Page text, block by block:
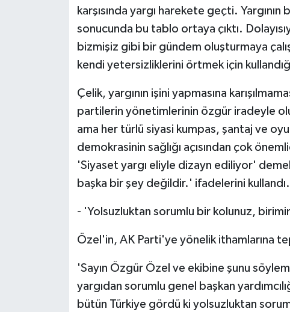
karşısında yargı harekete geçti.
sonucunda bu tablo ortaya çıktı.
bizmişiz gibi bir gündem oluşturmaya
kendi yetersizliklerini örtmek için
Çelik, yargının işini yapmasına
partilerin yönetimlerinin özgür iradeyle
ama her türlü siyasi kumpas, şantaj ve
demokrasinin sağlığı açısından çok
'Siyaset yargı eliyle dizayn ediliyor'
başka bir şey değildir.' ifadelerini kullandı.
- 'Yolsuzluktan sorumlu bir kolunuz,
Özel'in, AK Parti'ye yönelik ithamlarına
'Sayın Özgür Özel ve ekibine şunu
yargıdan sorumlu genel başkan
bütün Türkiye gördü ki yolsuzluktan